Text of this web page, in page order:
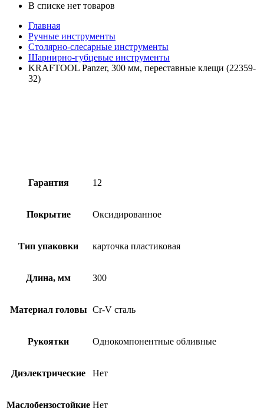
В списке нет товаров
Главная
Ручные инструменты
Столярно-слесарные инструменты
Шарнирно-губцевые инструменты
KRAFTOOL Panzer, 300 мм, переставные клещи (22359-
32)
Гарантия 12
Покрытие Оксидированное
Тип упаковки карточка пластиковая
Длина, мм 300
Материал головы Cr-V сталь
Рукоятки Однокомпонентные обливные
Диэлектрические Нет
Маслобензостойкие Нет